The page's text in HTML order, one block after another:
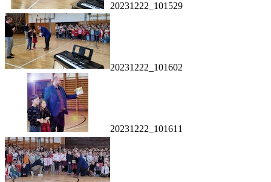
20231222_101529
20231222_101602
20231222_101611